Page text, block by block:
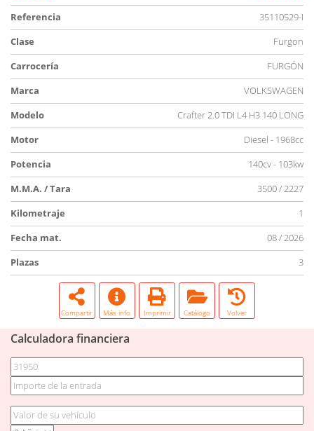
Referencia
35110529-I
Clase
Furgon
Carrocería
FURGÓN
Marca
VOLKSWAGEN
Modelo
Crafter 2.0 TDI L4 H3 140 LONG
Motor
Diesel - 1968cc
Potencia
140cv - 103kw
M.M.A. / Tara
3500 / 2227
Kilometraje
1
Fecha mat.
08 / 2026
Plazas
3
Compartir Más info Imprimir Catálogo Volver
Calculadora financiera